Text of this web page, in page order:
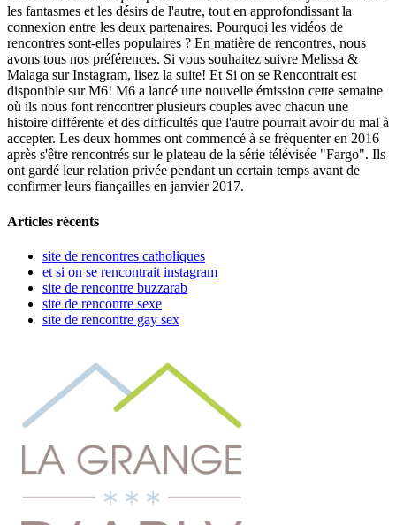
les fantasmes et les désirs de l'autre, tout en approfondissant la
connexion entre les deux partenaires. Pourquoi les vidéos de
rencontres sont-elles populaires ? En matière de rencontres, nous
avons tous nos préférences. Si vous souhaitez suivre Melissa &
Malaga sur Instagram, lisez la suite! Et Si on se Rencontrait est
disponible sur M6! M6 a lancé une nouvelle émission cette semaine
où ils nous font rencontrer plusieurs couples avec chacun une
histoire différente et des difficultés que l'autre pourrait avoir du mal à
accepter. Les deux hommes ont commencé à se fréquenter en 2016
après s'être rencontrés sur le plateau de la série télévisée "Fargo". Ils
ont gardé leur relation privée pendant un certain temps avant de
confirmer leurs fiançailles en janvier 2017.
Articles récents
site de rencontres catholiques
et si on se rencontrait instagram
site de rencontre buzzarab
site de rencontre sexe
site de rencontre gay sex